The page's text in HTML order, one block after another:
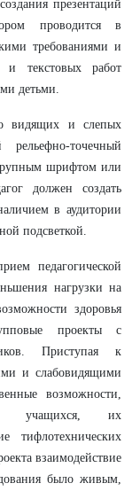
презентаций
проводится в
требованиями и
и текстовых работ
детьми.
видящих и слепых
точечный
шрифтом или
должен создать
в аудитории
подсветкой.
педагогической
нагрузки на
здоровья
проекты с
Приступая к
и слабовидящими
возможности,
учащихся, их
тифлотехнических
взаимодействие
было живым,